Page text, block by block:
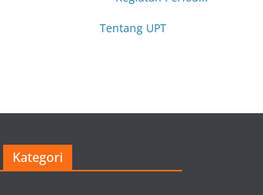
Tentang UPT
Kategori